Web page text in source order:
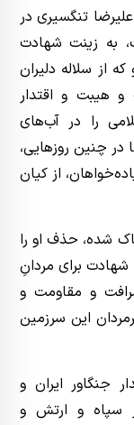
علیرضا تنگسیری در
به زینت شهادت
از سلاله دلیران
و هیبت و اقتدار
را در آب‌های
در چنین روزهایی،
از کیان
شده، حذف او را
شهادت برای مردانِ
و مقاومت و
این سرزمین
جنگاور ایران و
سپاه و ارتش و